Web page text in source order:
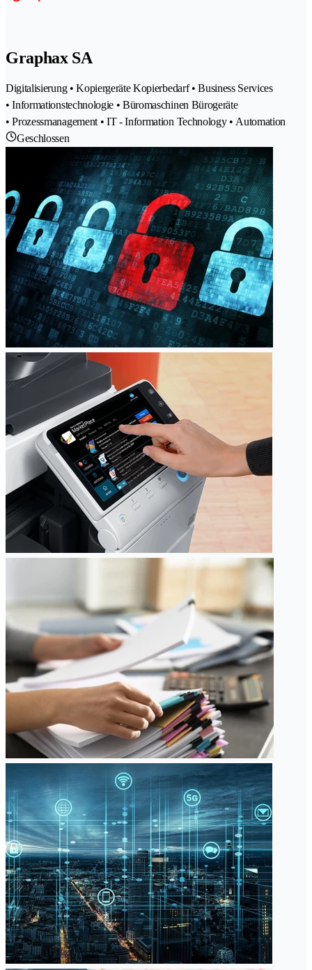
Graphax SA
Digitalisierung • Kopiergeräte Kopierbedarf • Business Services
• Informationstechnologie • Büromaschinen Bürogeräte
• Prozessmanagement • IT - Information Technology • Automation
Geschlossen